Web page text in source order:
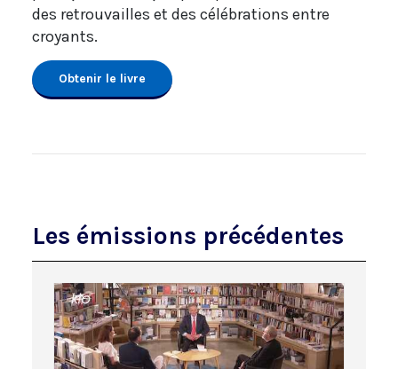
des retrouvailles et des célébrations entre
croyants.
Obtenir le livre
Les émissions précédentes